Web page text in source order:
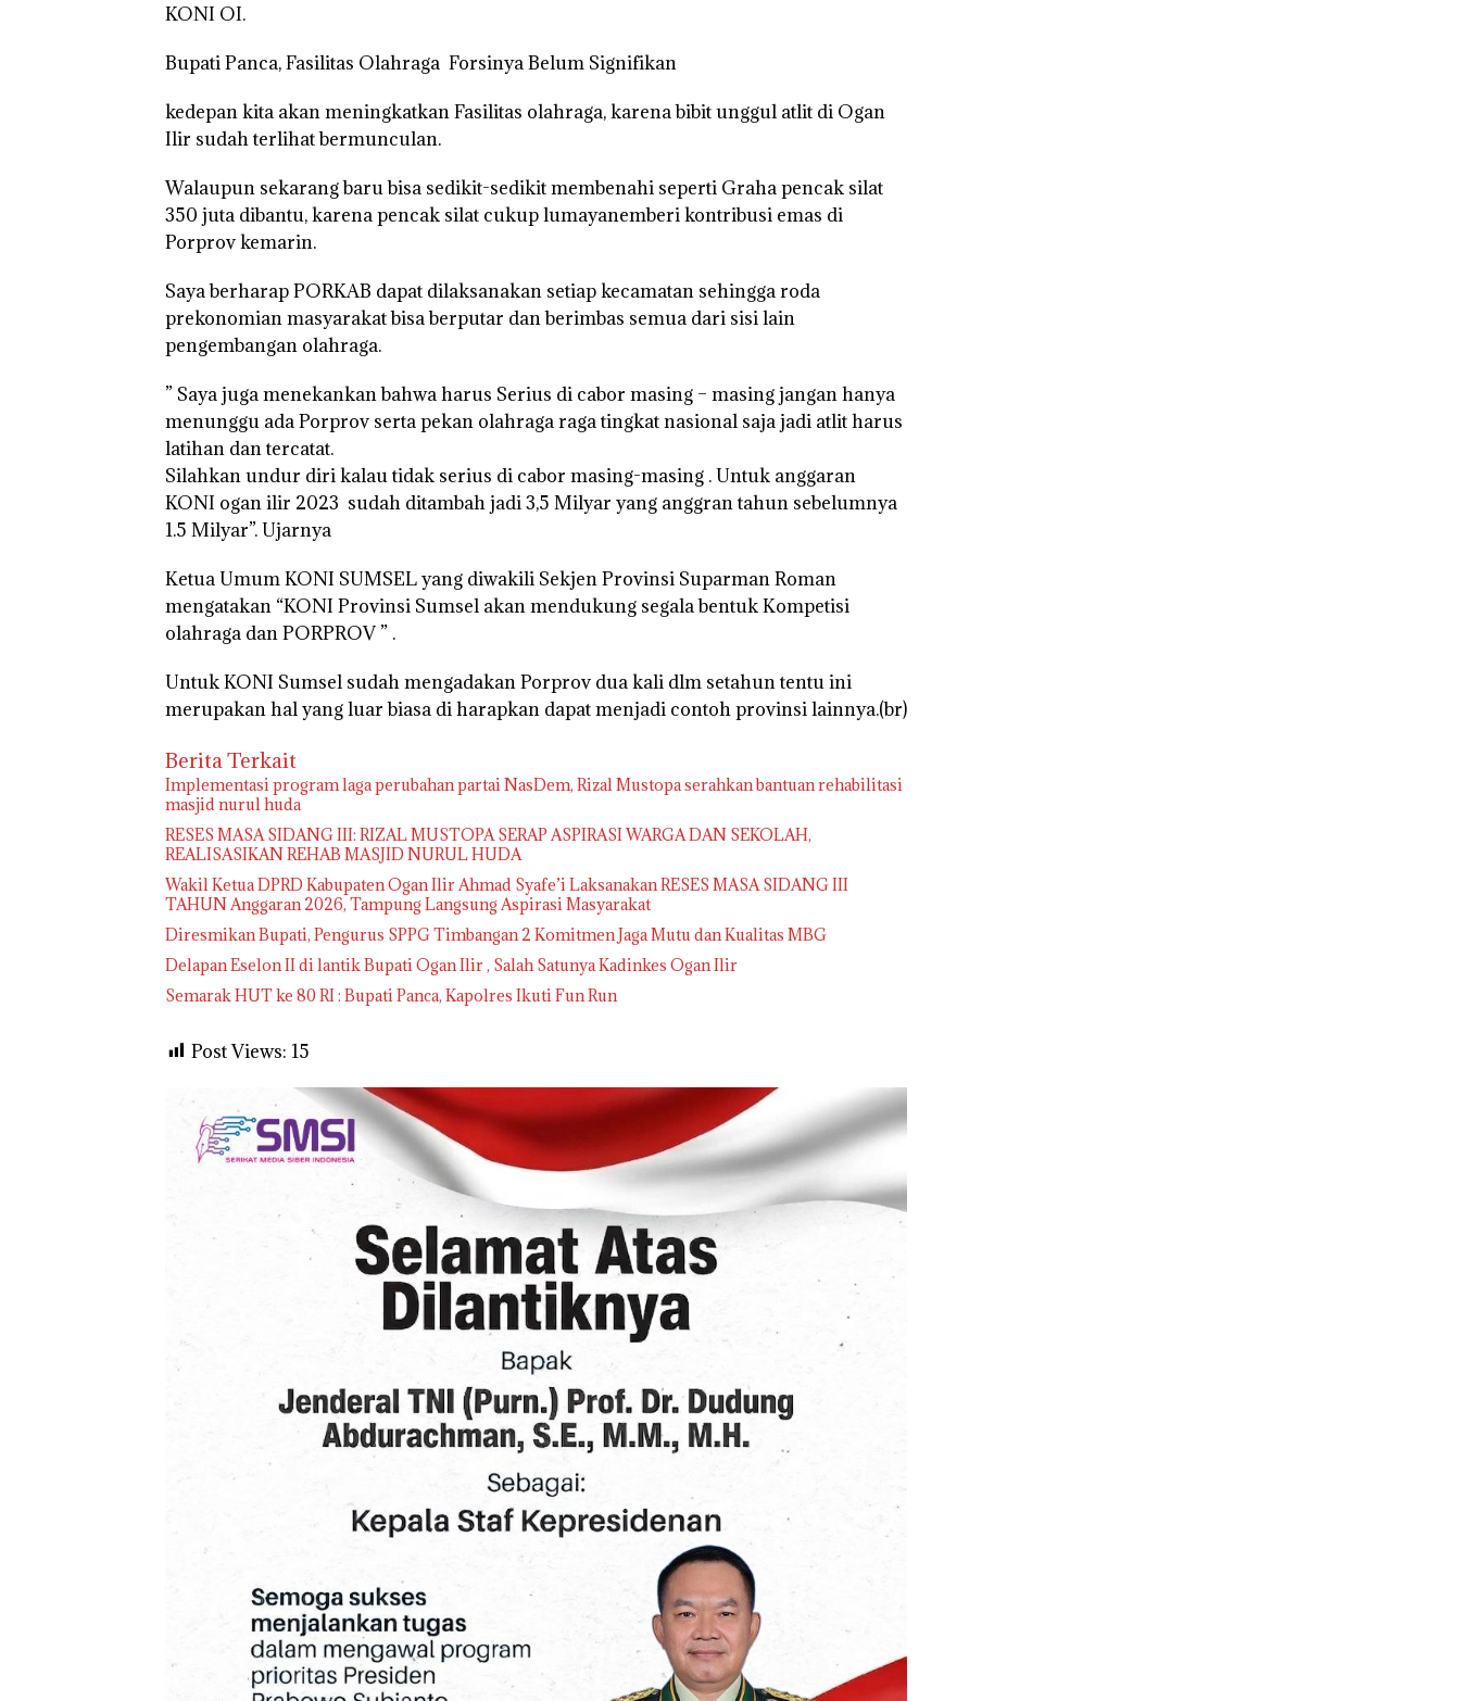
KONI OI.
Bupati Panca, Fasilitas Olahraga Forsinya Belum Signifikan
kedepan kita akan meningkatkan Fasilitas olahraga, karena bibit unggul atlit di Ogan
Ilir sudah terlihat bermunculan.
Walaupun sekarang baru bisa sedikit-sedikit membenahi seperti Graha pencak silat
350 juta dibantu, karena pencak silat cukup lumayanemberi kontribusi emas di
Porprov kemarin.
Saya berharap PORKAB dapat dilaksanakan setiap kecamatan sehingga roda
prekonomian masyarakat bisa berputar dan berimbas semua dari sisi lain
pengembangan olahraga.
” Saya juga menekankan bahwa harus Serius di cabor masing – masing jangan hanya
menunggu ada Porprov serta pekan olahraga raga tingkat nasional saja jadi atlit harus
latihan dan tercatat.
Silahkan undur diri kalau tidak serius di cabor masing-masing . Untuk anggaran
KONI ogan ilir 2023 sudah ditambah jadi 3,5 Milyar yang anggran tahun sebelumnya
1.5 Milyar”. Ujarnya
Ketua Umum KONI SUMSEL yang diwakili Sekjen Provinsi Suparman Roman
mengatakan “KONI Provinsi Sumsel akan mendukung segala bentuk Kompetisi
olahraga dan PORPROV ” .
Untuk KONI Sumsel sudah mengadakan Porprov dua kali dlm setahun tentu ini
merupakan hal yang luar biasa di harapkan dapat menjadi contoh provinsi lainnya.(br)
Berita Terkait
Implementasi program laga perubahan partai NasDem, Rizal Mustopa serahkan bantuan rehabilitasi
RESES MASA SIDANG III: RIZAL MUSTOPA SERAP ASPIRASI WARGA DAN SEKOLAH,
REALISASIKAN REHAB MASJID NURUL HUDA
Wakil Ketua DPRD Kabupaten Ogan Ilir Ahmad Syafe’i Laksanakan RESES MASA SIDANG III
TAHUN Anggaran 2026, Tampung Langsung Aspirasi Masyarakat
Diresmikan Bupati, Pengurus SPPG Timbangan 2 Komitmen Jaga Mutu dan Kualitas MBG
Delapan Eselon II di lantik Bupati Ogan Ilir , Salah Satunya Kadinkes Ogan Ilir
Semarak HUT ke 80 RI : Bupati Panca, Kapolres Ikuti Fun Run
Post Views: 15